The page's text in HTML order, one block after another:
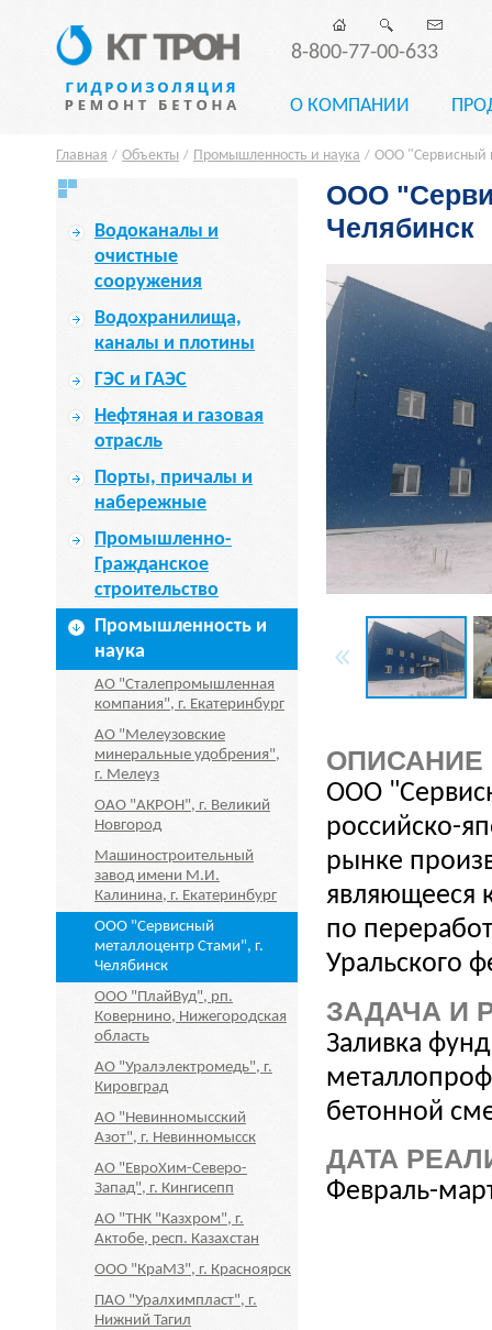
8-800-77-00-633
О КОМПАНИИ
Главная / Объекты / Промышленность и наука / ООО "Сервисный
Водоканалы и
очистные
сооружения
Водохранилища,
каналы и плотины
ГЭС и ГАЭС
Нефтяная и газовая
отрасль
Порты, причалы и
набережные
Промышленно-
Гражданское
строительство
Промышленность и
наука
АО "Сталепромышленная
компания", г. Екатеринбург
АО "Мелеузовские
минеральные удобрения",
г. Мелеуз
ОАО "АКРОН", г. Великий
Новгород
Машиностроительный
завод имени М.И.
Калинина, г. Екатеринбург
ООО "Сервисный
металлоцентр Стами", г.
Челябинск
ООО "ПлайВуд", рп.
Ковернино, Нижегородская
область
АО "Уралэлектромедь", г.
Кировград
АО "Невинномысский
Азот", г. Невинномысск
АО "ЕвроХим-Северо-
Запад", г. Кингисепп
АО "ТНК "Казхром", г.
Актобе, респ. Казахстан
ООО "КраМЗ", г. Красноярск
ПАО "Уралхимпласт", г.
Нижний Тагил
ООО
Челябинск
ОПИСАНИЕ
ООО
российско-
рынке
являющееся
по
Уральского
ЗАДАЧА И
Заливка
бетонной
ДАТА
Февраль-